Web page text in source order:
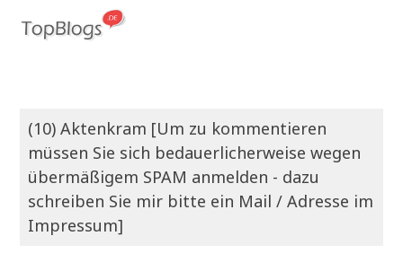
(10) Aktenkram [Um zu kommentieren
müssen Sie sich bedauerlicherweise wegen
übermäßigem SPAM anmelden - dazu
schreiben Sie mir bitte ein Mail / Adresse im
Impressum]